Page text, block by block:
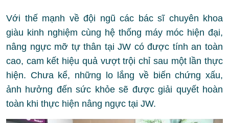
Với thế mạnh về đội ngũ các bác sĩ chuyên khoa
giàu kinh nghiệm cùng hệ thống máy móc hiện đại,
nâng ngực mỡ tự thân tại JW có được tính an toàn
cao, cam kết hiệu quả vượt trội chỉ sau một lần thực
hiện. Chưa kể, những lo lắng về biến chứng xấu,
ảnh hưởng đến sức khỏe sẽ được giải quyết hoàn
toàn khi thực hiện nâng ngực tại JW.